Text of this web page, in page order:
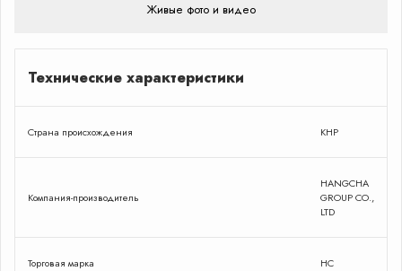
Живые фото и видео
Технические характеристики
Страна происхождения КНР
Компания-производитель
HANGCHA
GROUP CO.,
LTD
Торговая марка HC